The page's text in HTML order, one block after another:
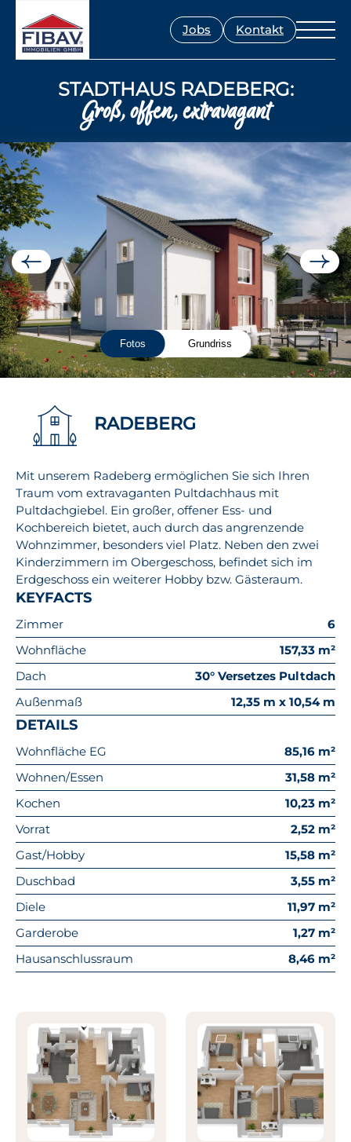
Jobs Kontakt
STADTHAUS RADEBERG:
Groß, offen, extravagant
Fotos Grundriss
RADEBERG
Mit unserem Radeberg ermöglichen Sie sich Ihren
Traum vom extravaganten Pultdachhaus mit
Pultdachgiebel. Ein großer, offener Ess- und
Kochbereich bietet, auch durch das angrenzende
Wohnzimmer, besonders viel Platz. Neben den zwei
Kinderzimmern im Obergeschoss, befindet sich im
Erdgeschoss ein weiterer Hobby bzw. Gästeraum.
KEYFACTS
Zimmer
6
Wohnfläche
157,33 m²
Dach
30° Versetzes Pultdach
Außenmaß
12,35 m x 10,54 m
DETAILS
Wohnfläche EG
85,16 m²
Wohnen/Essen
31,58 m²
Kochen
10,23 m²
Vorrat
2,52 m²
Gast/Hobby
15,58 m²
Duschbad
3,55 m²
Diele
11,97 m²
Garderobe
1,27 m²
Hausanschlussraum
8,46 m²